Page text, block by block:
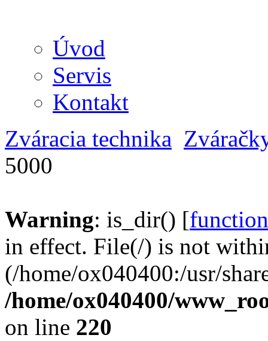
Úvod
Servis
Kontakt
Zváracia technika
5000
Warning: is_dir() [
in effect. File(/) is not
(/home/ox040400:/usr/
/home/ox040400/
on line 220